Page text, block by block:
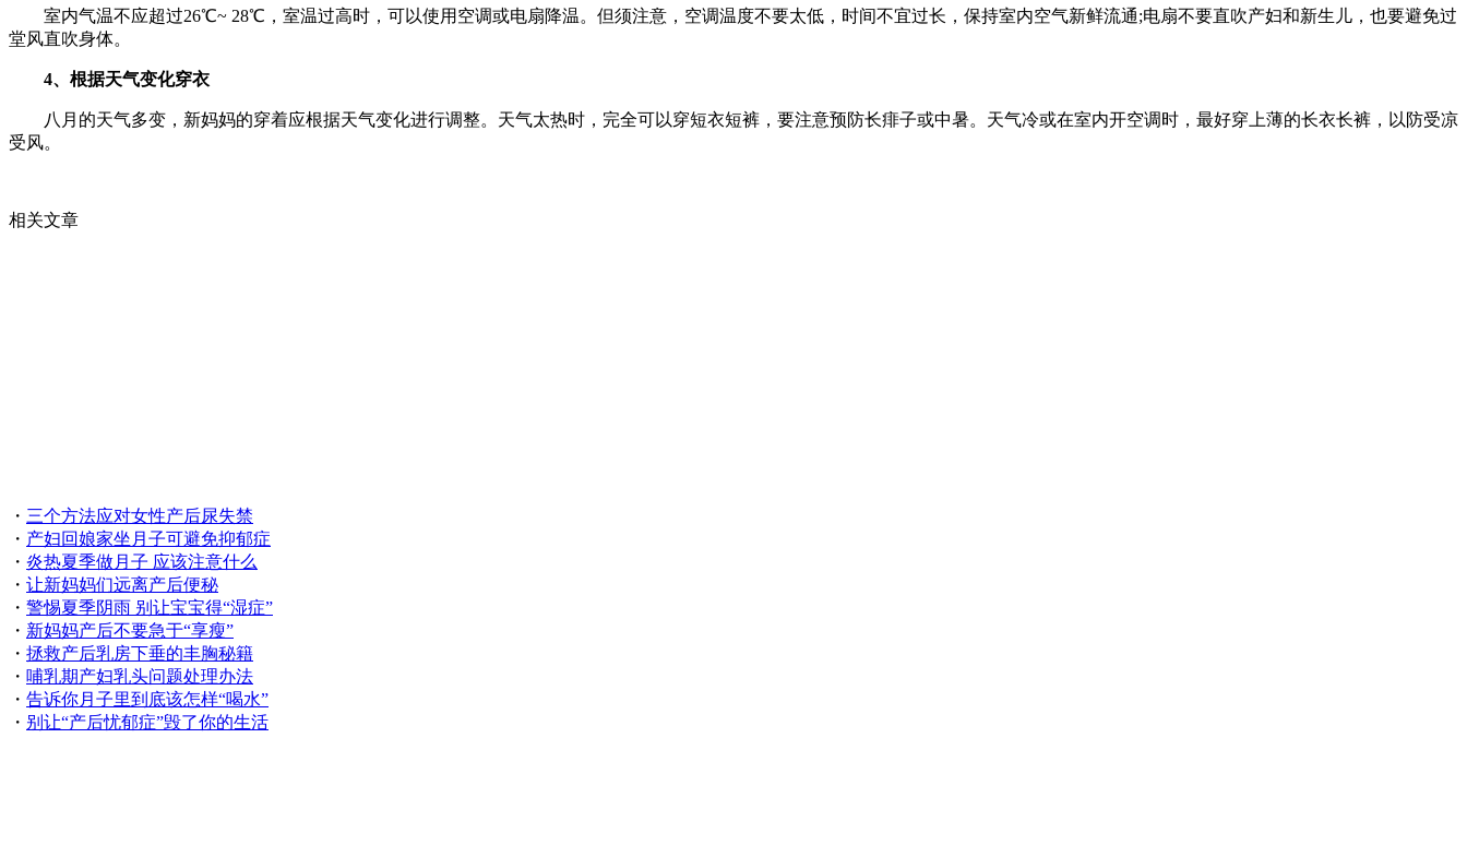
室内气温不应超过26℃~ 28℃，室温过高时，可以使用空调或电扇降温。但须注意，空调温度不要太低，时间不宜过长，保持室内空气新鲜流通;电扇不要直吹产妇和新生儿 ，也要避免过
堂风直吹身体。
4、根据天气变化穿衣
八月的天气多变，新妈妈的穿着应根据天气变化进行调整。天气太热时，完全可以穿短衣短裤，要注意预防长痱子或中暑。天气冷或在室内开空调时，最好穿上薄的长衣长裤，以防受凉
受风。
相关文章
・ 三个方法应对女性产后尿失禁
・ 产妇回娘家坐月子可避免抑郁症
・ 炎热夏季做月子 应该注意什么
・ 让新妈妈们远离产后便秘
・ 警惕夏季阴雨 别让宝宝得“湿症”
・ 新妈妈产后不要急于“享瘦”
・ 拯救产后乳房下垂的丰胸秘籍
・ 哺乳期产妇乳头问题处理办法
・ 告诉你月子里到底该怎样“喝水”
・ 别让“产后忧郁症”毁了你的生活